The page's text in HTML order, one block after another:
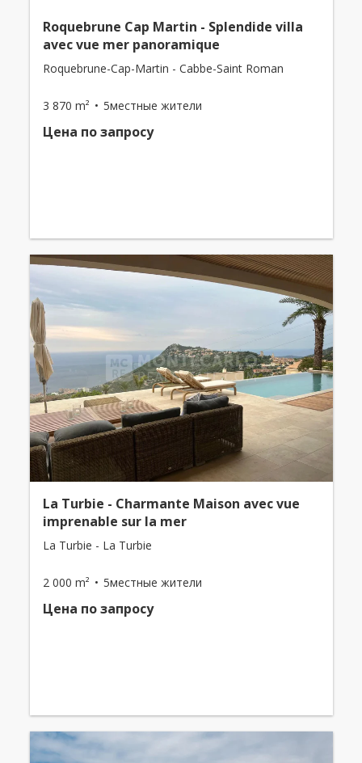
Roquebrune Cap Martin - Splendide villa
avec vue mer panoramique
Roquebrune-Cap-Martin - Cabbe-Saint Roman
3 870 m² 5местные жители
Цена по запросу
La Turbie - Charmante Maison avec vue
imprenable sur la mer
La Turbie - La Turbie
2 000 m² 5местные жители
Цена по запросу